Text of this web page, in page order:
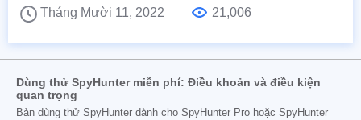
Tháng Mười 11, 2022
21,006
Dùng thử SpyHunter miễn phí: Điều khoản và điều kiện
quan trọng
Bản dùng thử SpyHunter dành cho SpyHunter Pro hoặc SpyHunter